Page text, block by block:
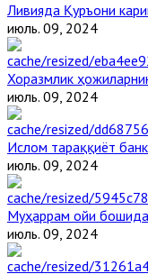
Ливияда Қуръони
июль. 09, 2024
Хоразмлик
июль. 09, 2024
Ислом тараққиёт
июль. 09, 2024
Муҳаррам ойи
июль. 09, 2024